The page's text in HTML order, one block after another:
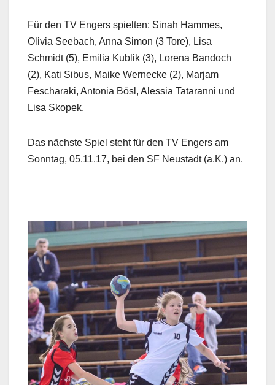
Für den TV Engers spielten: Sinah Hammes,
Olivia Seebach, Anna Simon (3 Tore), Lisa
Schmidt (5), Emilia Kublik (3), Lorena Bandoch
(2), Kati Sibus, Maike Wernecke (2), Marjam
Fescharaki, Antonia Bösl, Alessia Tataranni und
Lisa Skopek.
Das nächste Spiel steht für den TV Engers am
Sonntag, 05.11.17, bei den SF Neustadt (a.K.) an.